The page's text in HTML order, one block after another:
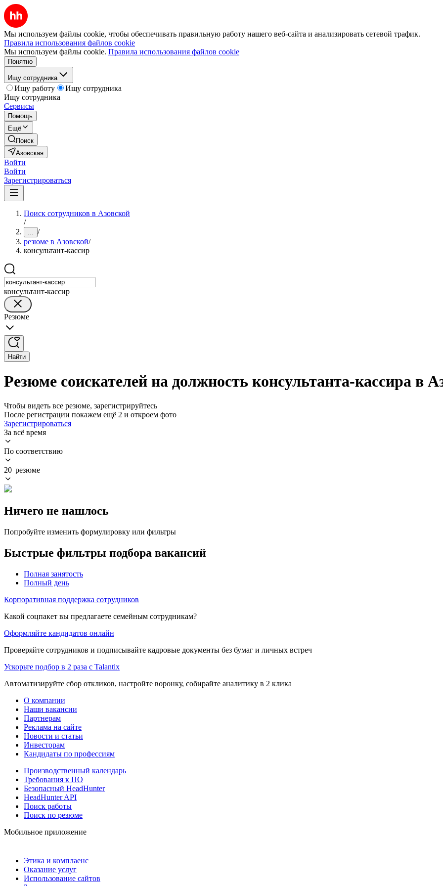
Мы используем файлы cookie, чтобы обеспечивать правильную работу нашего веб-сайта и анализировать сетевой трафик.
Правила использования файлов cookie
Мы используем файлы cookie. Правила использования файлов cookie
Понятно
Ищу сотрудника
Ищу работу
Ищу сотрудника
Ищу сотрудника
Сервисы
Помощь
Ещё
Поиск
Азовская
Войти
Войти
Зарегистрироваться
Поиск сотрудников в Азовской
/
... /
резюме в Азовской/
консультант-кассир
консультант-кассир
Резюме
Найти
Резюме соискателей на должность консультанта-кассира в
Чтобы видеть все резюме, зарегистрируйтесь
После регистрации покажем ещё 2 и откроем фото
Зарегистрироваться
За всё время
По соответствию
20 резюме
Ничего не нашлось
Попробуйте изменить формулировку или фильтры
Быстрые фильтры подбора вакансий
Полная занятость
Полный день
Корпоративная поддержка сотрудников
Какой соцпакет вы предлагаете семейным сотрудникам?
Оформляйте кандидатов онлайн
Проверяйте сотрудников и подписывайте кадровые документы без бумаг и личных встреч
Ускорьте подбор в 2 раза с Talantix
Автоматизируйте сбор откликов, настройте воронку, собирайте аналитику в 2 клика
О компании
Наши вакансии
Партнерам
Реклама на сайте
Новости и статьи
Инвесторам
Кандидаты по профессиям
Производственный календарь
Требования к ПО
Безопасный HeadHunter
HeadHunter API
Поиск работы
Поиск по резюме
Мобильное приложение
Этика и комплаенс
Оказание услуг
Использование сайтов